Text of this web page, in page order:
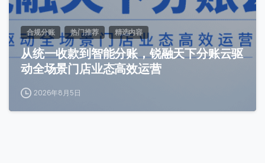
合规分账 热门推荐 精选内容
从统一收款到智能分账，锐融天下分账云驱
动全场景门店业态高效运营
2026年8月5日